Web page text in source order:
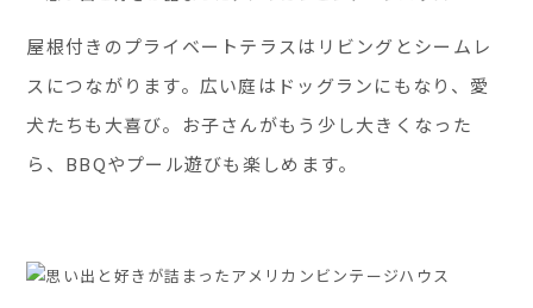
屋根付きのプライベートテラスはリビングとシームレ
スにつながります。広い庭はドッグランにもなり、愛
犬たちも大喜び。お子さんがもう少し大きくなった
ら、BBQやプール遊びも楽しめます。